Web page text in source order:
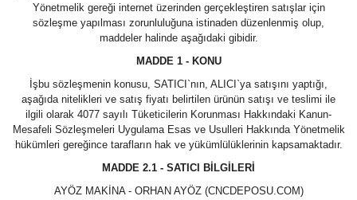
Yönetmelik gereği internet üzerinden gerçekleştiren satışlar için
sözleşme yapılması zorunluluğuna istinaden düzenlenmiş olup,
maddeler halinde aşağıdaki gibidir.
MADDE 1 - KONU
İşbu sözleşmenin konusu, SATICI`nın, ALICI`ya satışını yaptığı,
aşağıda nitelikleri ve satış fiyatı belirtilen ürünün satışı ve teslimi ile
ilgili olarak 4077 sayılı Tüketicilerin Korunması Hakkındaki Kanun-
Mesafeli Sözleşmeleri Uygulama Esas ve Usulleri Hakkında Yönetmelik
hükümleri gereğince tarafların hak ve yükümlülüklerinin kapsamaktadır.
MADDE 2.1 - SATICI BİLGİLERİ
AYÖZ MAKİNA - ORHAN AYÖZ (CNCDEPOSU.COM)
RULMAN PAKET SOMUNU
FANUC SPINDLE FANI
KABLOLAR
KART YUVASI
KOMPANENT
KWANGWOO ENCODER